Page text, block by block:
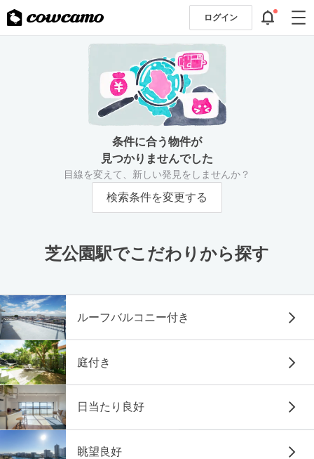
ログイン
条件に合う物件が
見つかりませんでした
目線を変えて、新しい発見をしませんか？
検索条件を変更する
芝公園駅でこだわりから探す
ルーフバルコニー付き
庭付き
日当たり良好
眺望良好